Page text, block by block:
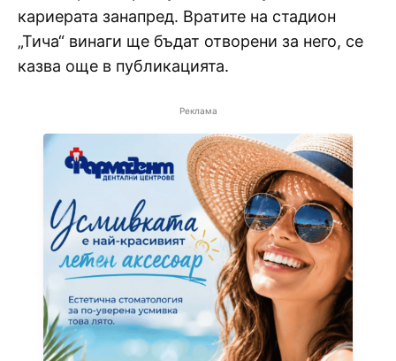
кариерата занапред. Вратите на стадион
„Тича“ винаги ще бъдат отворени за него, се
казва още в публикацията.
Реклама